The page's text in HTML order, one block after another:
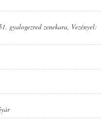
gyalogezred zenekara, Vezényel: